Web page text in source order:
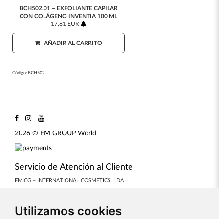
BCH502.01 – EXFOLIANTE CAPILAR
CON COLÁGENO INVENTIA 100 ML
17,81 EUR
AÑADIR AL CARRITO
Código: BCH502
2026 © FM GROUP World
Servicio de Atención al Cliente
FMICG – INTERNATIONAL COSMETICS, LDA
Utilizamos cookies